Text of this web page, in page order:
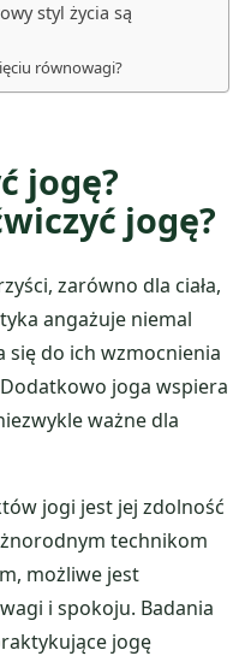
styl życia są
równowagi?
jogę?
jogę?
zarówno dla ciała,
angażuje niemal
się do ich wzmocnienia
joga wspiera
ważne dla
jogi jest jej zdolność
technikom
możliwe jest
i spokoju. Badania
jogę